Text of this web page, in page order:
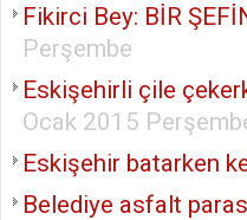
Fikirci Bey: BİR
Perşembe
Eskişehirli çile
Ocak 2015
Eskişehir batarken
Belediye asfalt